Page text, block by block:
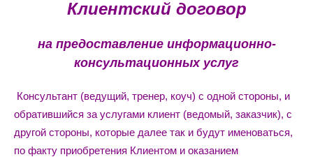
Клиентскийдоговор
на предоставление информационно-
консультационных услуг
Консультант (ведущий, тренер, коуч) с одной стороны, и
обратившийся за услугами клиент (ведомый, заказчик), с
другой стороны, которые далее так и будут именоваться,
по факту приобретения Клиентом и оказанием